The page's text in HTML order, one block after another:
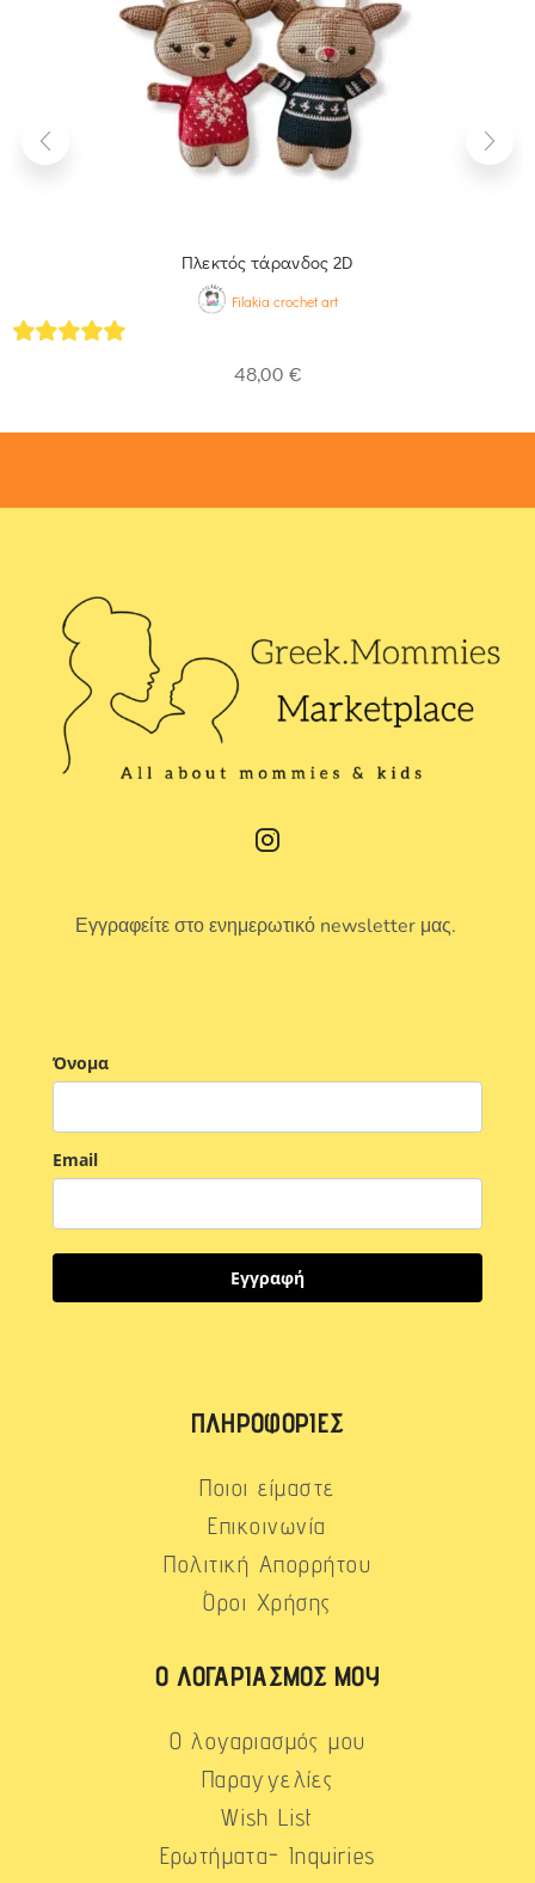
Πλεκτός τάρανδος 2D
Filakia crochet art
48,00 €
Εγγραφείτε στο ενημερωτικό newsletter μας.
Όνομα
Email
Εγγραφή
ΠΛΗΡΟΦΟΡΊΕΣ
Ποιοι είμαστε
Επικοινωνία
Πολιτική Απορρήτου
Όροι Χρήσης
Ο ΛΟΓΑΡΙΑΣΜΌΣ ΜΟΥ
Ο λογαριασμός μου
Παραγγελίες
Wish List
Ερωτήματα- Inquiries